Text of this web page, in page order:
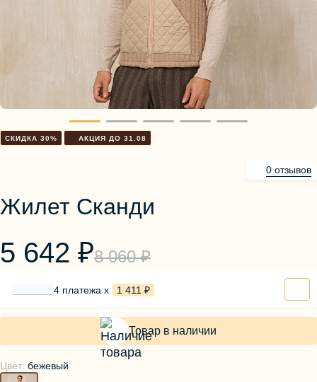
Костюмы
Брюки, шорты
Жилет Сканди
0 отзывов
СКИДКА 30% АКЦИЯ ДО 31.08
Цвет: бежевый
8 060 ₽
5 642 ₽
4 платежа х 1 411 ₽
Товар в наличии